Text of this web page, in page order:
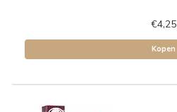
€4,25
Kopen